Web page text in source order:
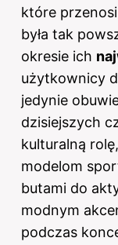
które
była tak
okresie ich
użytkownicy
jedynie
dzisiejszych
kulturalną
modelom
butami do
modnym
podczas